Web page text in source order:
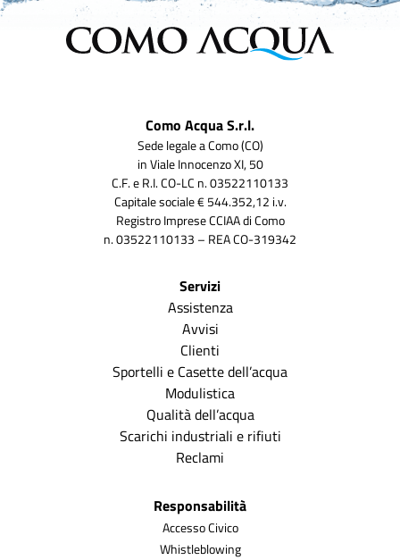
Como Acqua S.r.l.
Sede legale a Como (CO)
in Viale Innocenzo XI, 50
C.F. e R.I. CO-LC n. 03522110133
Capitale sociale € 544.352,12 i.v.
Registro Imprese CCIAA di Como
n. 03522110133 – REA CO-319342
Servizi
Assistenza
Avvisi
Clienti
Sportelli e Casette dell’acqua
Modulistica
Qualità dell’acqua
Scarichi industriali e rifiuti
Reclami
Responsabilità
Accesso Civico
Whistleblowing